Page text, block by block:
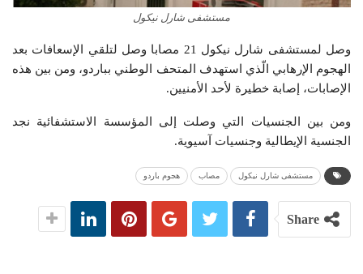
مستشفى شارل نيكول
وصل لمستشفى شارل نيكول 21 مصابا وصل لتلقي الإسعافات بعد
الهجوم الإرهابي الّذي استهدف المتحف الوطني بباردو، ومن بين هذه
الإصابات، إصابة خطيرة لأحد الأمنيين.
ومن بين الجنسيات التي وصلت إلى المؤسسة الاستشفائية نجد
الجنسية الإيطالية وجنسيات آسيوية.
مستشفى شارل نيكول مصاب هجوم باردو
Share